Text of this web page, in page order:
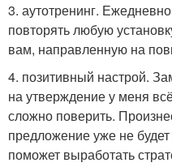
3. аутотренинг.
повторять любую
вам, направленную на
4. позитивный настрой.
на утверждение у меня
сложно поверить.
предложение уже не
поможет выработать